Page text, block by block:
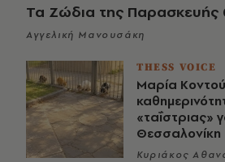
Τα Ζώδια της Παρασκευής
Αγγελική Μανουσάκη
THESS VOICE
Μαρία
«ταΐστριας»
Θεσσαλονίκη
Κυριάκος